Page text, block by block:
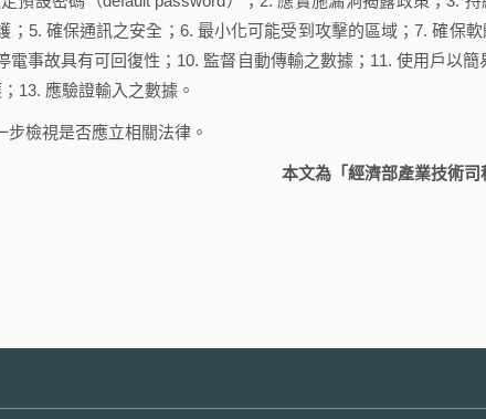
5. 確保通訊之安全；6. 最小化可能受到攻擊的區域；7. 確保
事故具有可回復性；10. 監督自動傳輸之數據；11. 使用戶以簡
13. 應驗證輸入之數據。
檢視是否應立相關法律。
本文為「經濟部產業技術司